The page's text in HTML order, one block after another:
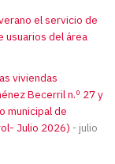
el servicio de
usuarios del área
viviendas
Becerril n.º 27 y
municipal de
Julio 2026)
julio